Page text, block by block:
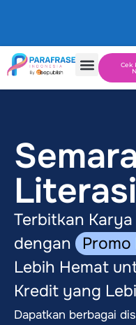
Cek
Literasi
Terbitkan
dengan
Promo
Lebih Hemat
Kredit yang
Dapatkan berbagai